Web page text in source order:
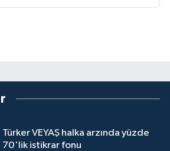
Türker VEYAŞ halka arzında yüzde
70'lik istikrar fonu